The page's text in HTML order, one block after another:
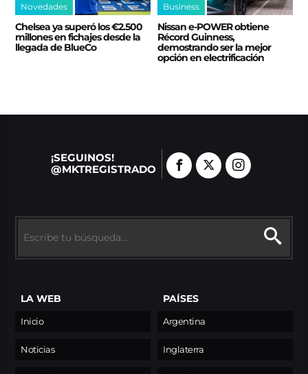
Novedades
Chelsea ya superó los €2.500
millones en fichajes desde la
llegada de BlueCo
Business
Nissan e‑POWER obtiene
Récord Guinness,
demostrando ser la mejor
opción en electrificación
¡SEGUINOS!
@MKTREGISTRADO
LA WEB
Inicio
Noticias
PAÍSES
Argentina
Inglaterra